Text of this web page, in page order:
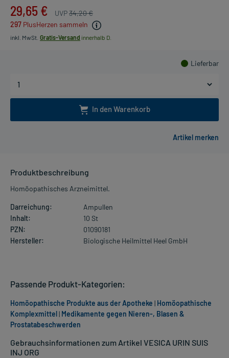
29,65 € UVP34,20 €
297 PlusHerzen sammeln
inkl. MwSt. Gratis-Versand innerhalb D.
Lieferbar
In den Warenkorb
Produktbeschreibung
Homöopathisches Arzneimittel.
Darreichung:
Ampullen
Inhalt:
10 St
PZN:
01090181
Hersteller:
Biologische Heilmittel Heel GmbH
Gebrauchsinformationen zum Artikel VESICA URIN SUIS
INJ ORG
Passende Produkt-Kategorien:
Homöopathische Produkte aus der Apotheke | Homöopathische
Komplexmittel| Medikamente gegen Nieren-, Blasen &
Prostatabeschwerden